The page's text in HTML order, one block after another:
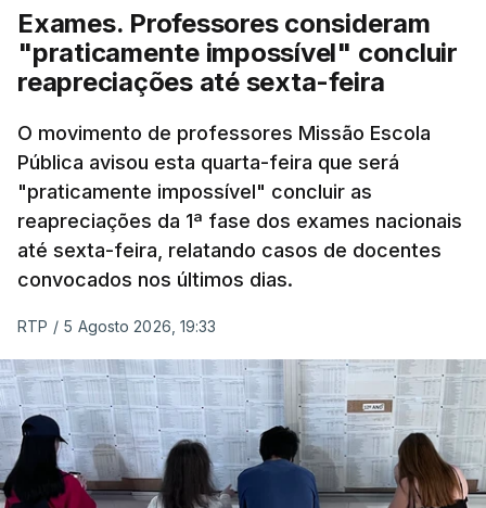
Exames. Professores consideram
"praticamente impossível" concluir
reapreciações até sexta-feira
O movimento de professores Missão Escola
Pública avisou esta quarta-feira que será
"praticamente impossível" concluir as
reapreciações da 1ª fase dos exames nacionais
até sexta-feira, relatando casos de docentes
convocados nos últimos dias.
RTP / 5 Agosto 2026, 19:33